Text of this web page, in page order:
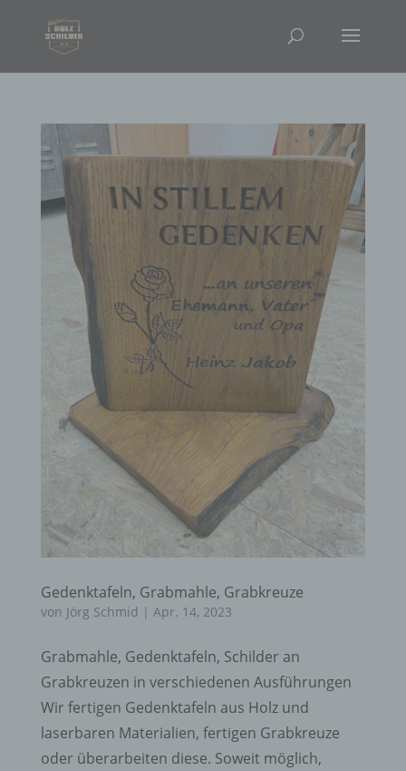
Gedenktafeln, Grabmahle, Grabkreuze
von Jörg Schmid | Apr. 14, 2023
Grabmahle, Gedenktafeln, Schilder an
Grabkreuzen in verschiedenen Ausführungen
Wir fertigen Gedenktafeln aus Holz und
laserbaren Materialien, fertigen Grabkreuze
oder überarbeiten diese. Soweit möglich,